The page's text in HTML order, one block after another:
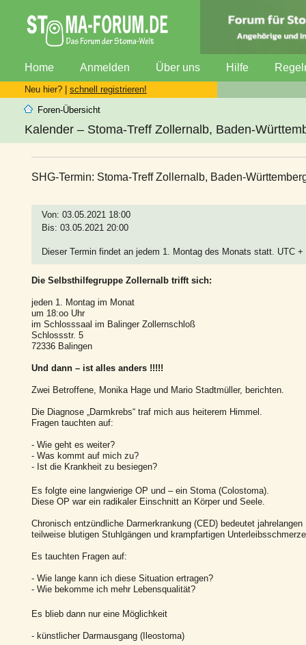
Home Anmelden Über uns Hilfe
Neu hier? | schnell registrieren!
Foren-Übersicht
Kalender – Stoma-Treff Zollernalb, Baden-
SHG-Termin: Stoma-Treff Zollernalb, Baden-
Von: 03.05.2021 18:00
Bis: 03.05.2021 20:00
Dieser Termin findet an jedem 1. Montag des Monats statt. UTC +
Die Selbsthilfegruppe Zollernalb trifft sich:
jeden 1. Montag im Monat
um 18:oo Uhr
im Schlosssaal im Balinger Zollernschloß
Schlossstr. 5
72336 Balingen
Und dann – ist alles anders !!!!!
Zwei Betroffene, Monika Hage und Mario Stadtmüller, berichten.
Die Diagnose „Darmkrebs“ traf mich aus heiterem Himmel.
Fragen tauchten auf:
- Wie geht es weiter?
- Was kommt auf mich zu?
- Ist die Krankheit zu besiegen?
Es folgte eine langwierige OP und – ein Stoma (Colostoma).
Diese OP war ein radikaler Einschnitt an Körper und Seele.
Chronisch entzündliche Darmerkrankung (CED) bedeutet
teilweise blutigen Stuhlgängen und krampfartigen
Es tauchten Fragen auf:
- Wie lange kann ich diese Situation ertragen?
- Wie bekomme ich mehr Lebensqualität?
Es blieb dann nur eine Möglichkeit
- künstlicher Darmausgang (Ileostoma)